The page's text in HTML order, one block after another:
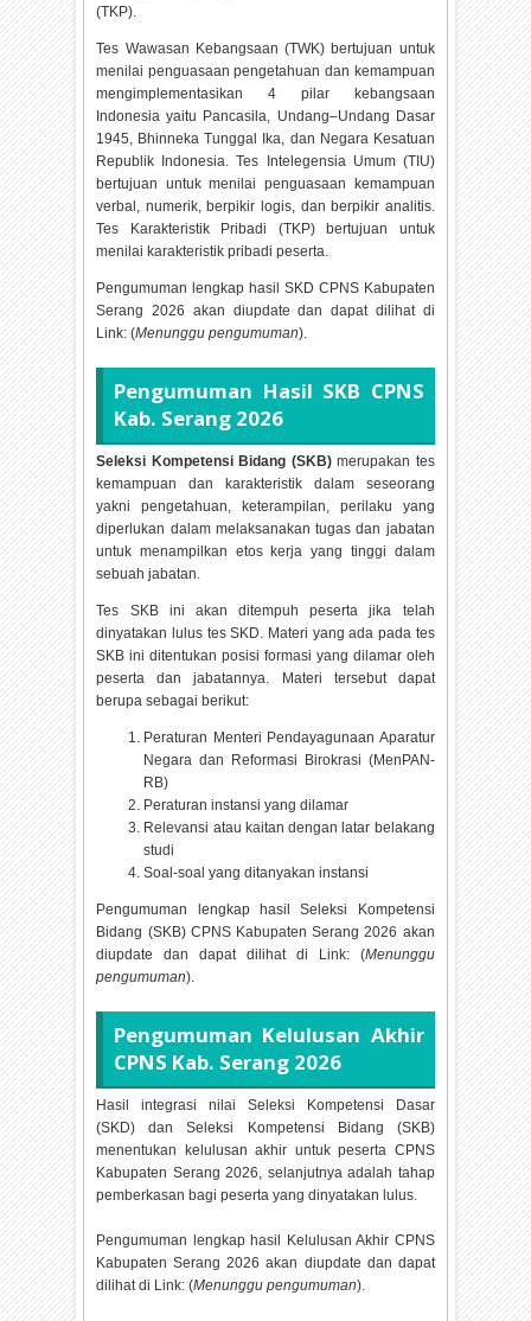
(TKP).
Tes Wawasan Kebangsaan (TWK) bertujuan untuk
menilai penguasaan pengetahuan dan kemampuan
mengimplementasikan 4 pilar kebangsaan
Indonesia yaitu Pancasila, Undang–Undang Dasar
1945, Bhinneka Tunggal Ika, dan Negara Kesatuan
Republik Indonesia. Tes Intelegensia Umum (TIU)
bertujuan untuk menilai penguasaan kemampuan
verbal, numerik, berpikir logis, dan berpikir analitis.
Tes Karakteristik Pribadi (TKP) bertujuan untuk
menilai karakteristik pribadi peserta.
Pengumuman lengkap hasil SKD CPNS Kabupaten
Serang2026 akan diupdate dan dapat dilihat di
Link: (Menunggu pengumuman).
Pengumuman Hasil SKB CPNS
Kab. Serang 2026
Seleksi Kompetensi Bidang (SKB)merupakan tes
kemampuan dan karakteristik dalam seseorang
yakni pengetahuan, keterampilan, perilaku yang
diperlukan dalam melaksanakan tugas dan jabatan
untuk menampilkan etos kerja yang tinggi dalam
sebuah jabatan.
Tes SKB ini akan ditempuh peserta jika telah
dinyatakan lulus tes SKD. Materi yang ada pada tes
SKB ini ditentukan posisi formasi yang dilamar oleh
peserta dan jabatannya. Materi tersebut dapat
berupa sebagai berikut:
Peraturan Menteri Pendayagunaan Aparatur
Negara dan Reformasi Birokrasi (MenPAN-
RB)
Peraturan instansi yang dilamar
Relevansi atau kaitan dengan latar belakang
studi
Soal-soal yang ditanyakan instansi
Pengumuman lengkap hasil Seleksi Kompetensi
Bidang (SKB) CPNS Kabupaten Serang2026 akan
diupdate dan dapat dilihat di Link: (Menunggu
pengumuman).
Pengumuman Kelulusan Akhir
CPNS Kab. Serang 2026
Hasil integrasi nilai Seleksi Kompetensi Dasar
(SKD) dan Seleksi Kompetensi Bidang (SKB)
menentukan kelulusan akhir untuk peserta CPNS
Kabupaten Serang2026, selanjutnya adalah tahap
pemberkasan bagi peserta yang dinyatakan lulus.
Pengumuman lengkap hasil Kelulusan Akhir CPNS
Kabupaten Serang2026 akan diupdate dan dapat
dilihat di Link: (Menunggu pengumuman).